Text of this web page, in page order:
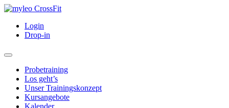
Login
Drop-in
Probetraining
Los geht’s
Unser Trainingskonzept
Kursangebote
Kalender